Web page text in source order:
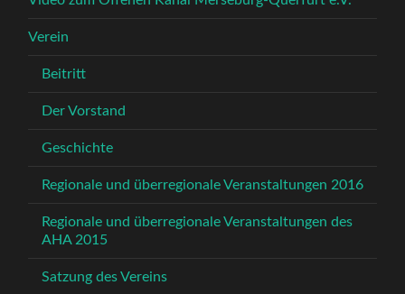
Verein
Beitritt
Der Vorstand
Geschichte
Regionale und überregionale Veranstaltungen 2016
Regionale und überregionale Veranstaltungen des
AHA 2015
Satzung des Vereins